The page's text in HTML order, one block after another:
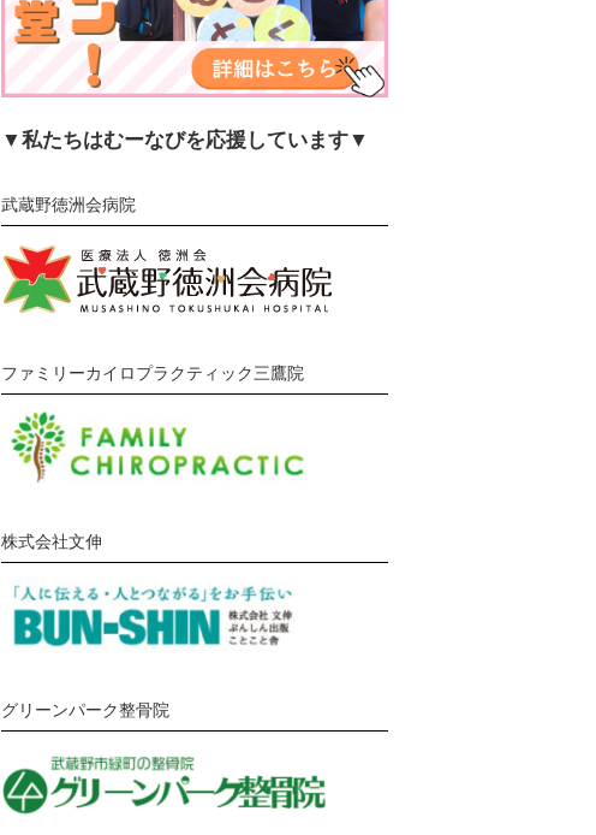
▼私たちはむーなびを応援しています▼
武蔵野徳洲会病院
ファミリーカイロプラクティック三鷹院
株式会社文伸
グリーンパーク整骨院